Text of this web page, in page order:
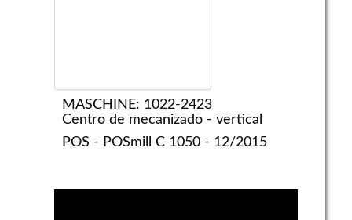
MASCHINE: 1022-2423
Centro de mecanizado - vertical
POS - POSmill C 1050 - 12/2015